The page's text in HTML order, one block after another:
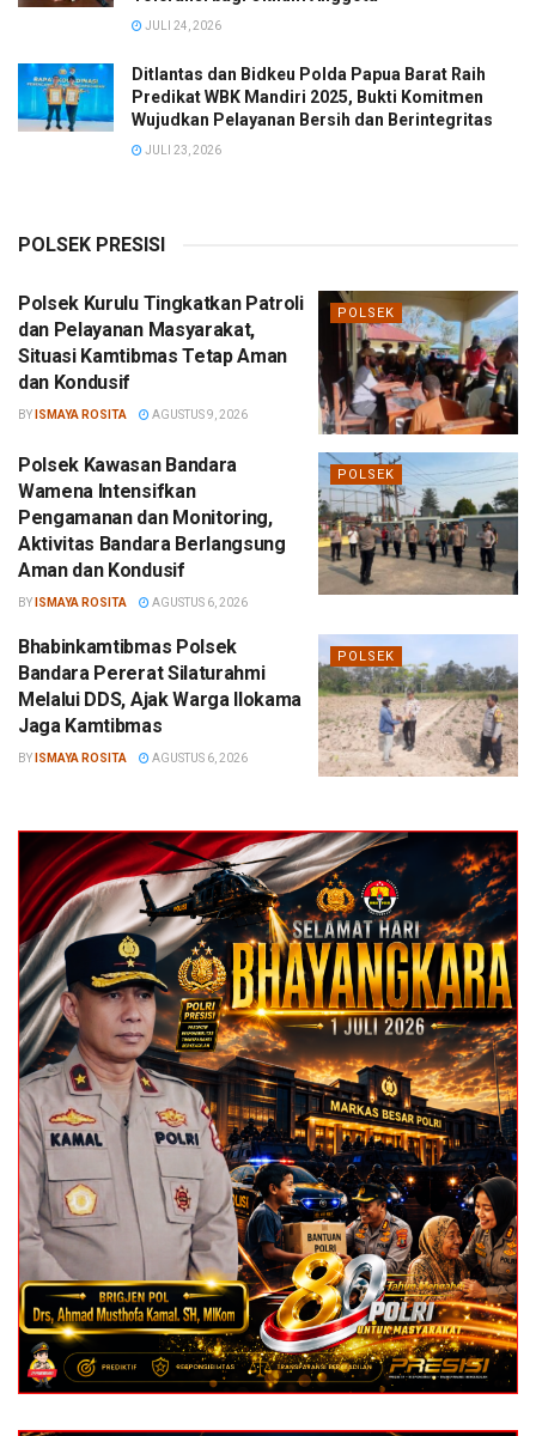
JULI 24, 2026
Ditlantas dan Bidkeu Polda Papua Barat Raih
Predikat WBK Mandiri 2025, Bukti Komitmen
Wujudkan Pelayanan Bersih dan Berintegritas
JULI 23, 2026
POLSEK PRESISI
POLSEK
Polsek Kurulu Tingkatkan Patroli
dan Pelayanan Masyarakat,
Situasi Kamtibmas Tetap Aman
dan Kondusif
BY ISMAYA ROSITA AGUSTUS 9, 2026
POLSEK
Polsek Kawasan Bandara
Wamena Intensifkan
Pengamanan dan Monitoring,
Aktivitas Bandara Berlangsung
Aman dan Kondusif
BY ISMAYA ROSITA AGUSTUS 6, 2026
POLSEK
Bhabinkamtibmas Polsek
Bandara Pererat Silaturahmi
Melalui DDS, Ajak Warga Ilokama
Jaga Kamtibmas
BY ISMAYA ROSITA AGUSTUS 6, 2026